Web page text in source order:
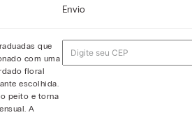
que
com uma
floral
escolhida.
peito e torna
A
Envio